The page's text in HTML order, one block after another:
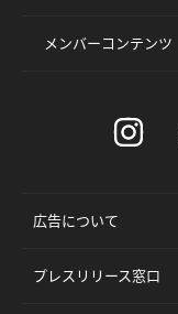
メンバーコンテンツ
広告について
プレスリリース窓口